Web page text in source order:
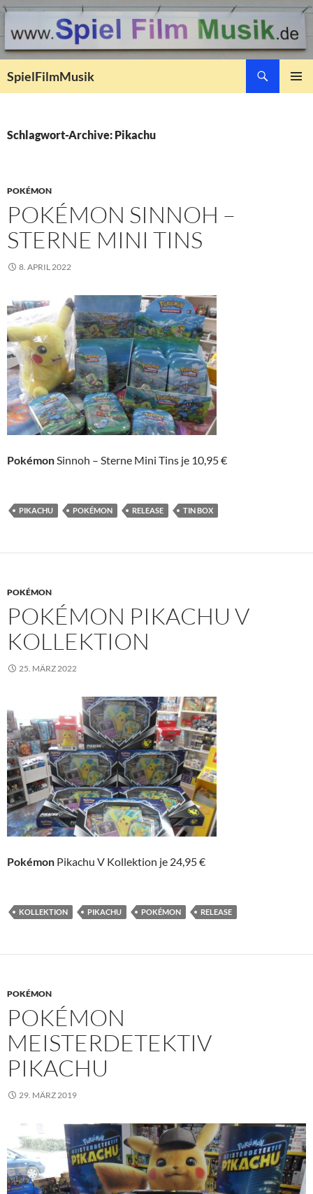
SpielFilmMusik
Schlagwort-Archive: Pikachu
POKÉMON
POKÉMON SINNOH –
STERNE MINI TINS
8. APRIL 2022
PokémonSinnoh – Sterne Mini Tins je 10,95 €
PIKACHU POKÉMON RELEASE TIN BOX
POKÉMON
POKÉMON PIKACHU V
KOLLEKTION
25. MÄRZ 2022
Pokémon Pikachu V Kollektion je 24,95 €
KOLLEKTION PIKACHU POKÉMON RELEASE
POKÉMON
POKÉMON
MEISTERDETEKTIV
PIKACHU
29. MÄRZ 2019